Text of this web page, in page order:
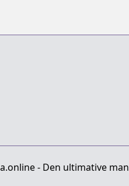
- Den ultimative